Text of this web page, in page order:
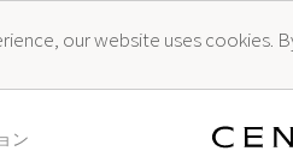
our website uses cookies.
ン